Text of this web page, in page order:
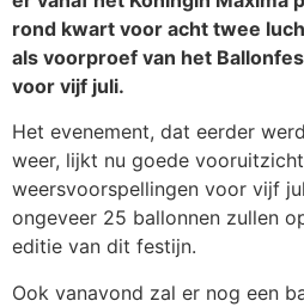
rond kwart voor acht twee
als voorproef van het
voor vijf juli.
Het evenement, dat eerder
weer, lijkt nu goede
weersvoorspellingen voor vijf
ongeveer 25 ballonnen zullen
editie van dit festijn.
Ook vanavond zal er nog een